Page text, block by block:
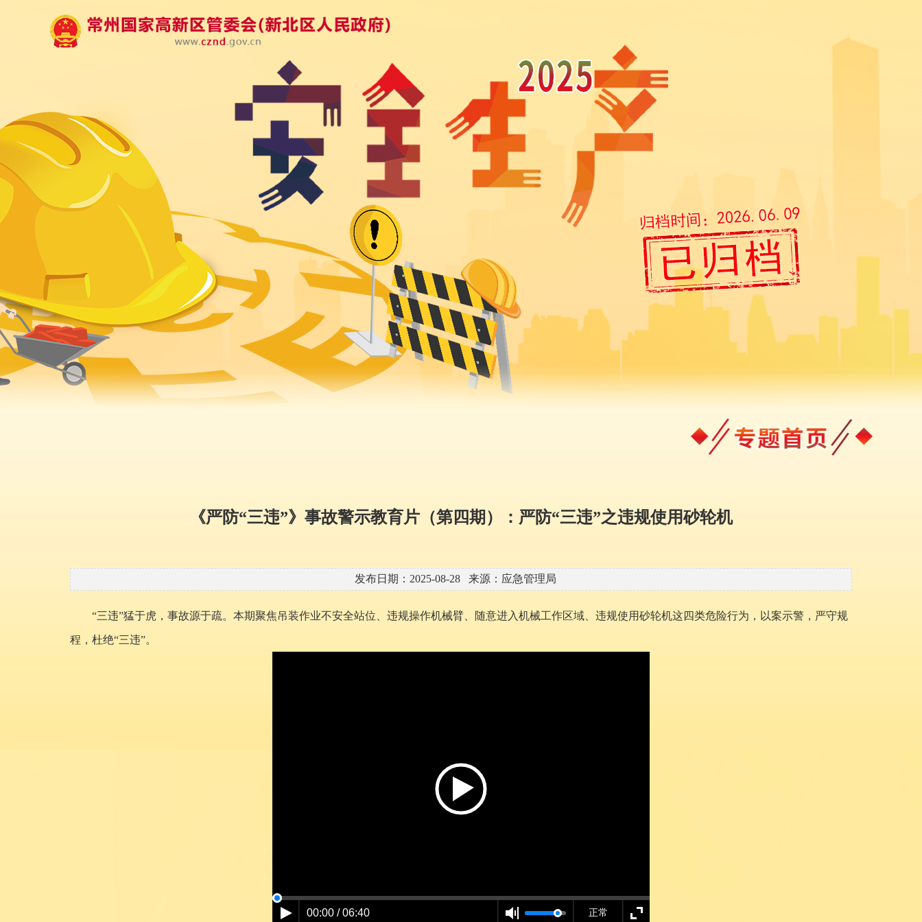
《严防“三违”》事故警示教育片（第四期）：严防“三违”之违规使用砂轮机
发布日期：2025-08-28 来源：应急管理局
“三违”猛于虎，事故源于疏。本期聚焦吊装作业不安全站位、违规操作机械臂、随意进入机械工作区域、违规使用砂轮机这四类危险行为，以案示警，严守规
程，杜绝“三违”。
00:00 / 06:40 正常